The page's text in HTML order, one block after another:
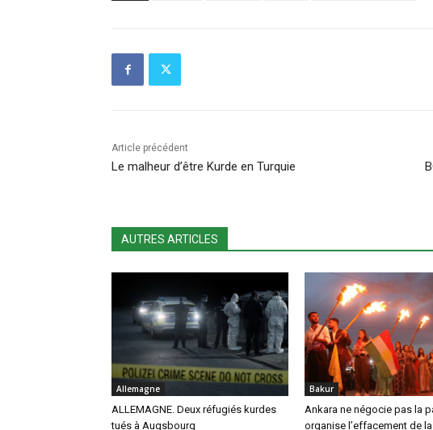
Article précédent
Le malheur d’être Kurde en Turquie
AUTRES ARTICLES
Allemagne
ALLEMAGNE. Deux réfugiés kurdes
tués à Augsbourg
Bakur
Ankara ne négocie pas la
organise l’effacement de